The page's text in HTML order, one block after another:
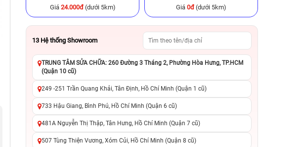
iPhone 11 Pro 64GB Cũ chính
hãng
4.590.000đ
8.990.000đ
chuyển đổi, 0 gọi người thân
14.790.000đ 22.490.000đ
chuyển đổi, 0 gọi người thân
Giá 24.000đ(dưới 5km) Giá 0đ(dưới 5km)
13 Hệ thống Showroom
TRUNG TÂM SỬA CHỮA: 260 Đường 3 Tháng 2, Phường Hòa Hưng, TP.HCM
(Quận 10 cũ)
249 -251 Trần Quang Khải, Tân Định, Hồ Chí Minh (Quận 1 cũ)
733 Hậu Giang, Bình Phú, Hồ Chí Minh (Quận 6 cũ)
481A Nguyễn Thị Thập, Tân Hưng, Hồ Chí Minh (Quận 7 cũ)
507 Tùng Thiện Vương, Xóm Củi, Hồ Chí Minh (Quận 8 cũ)